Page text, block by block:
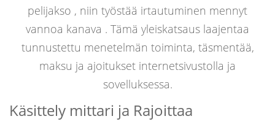
pelijakso , niin työstää irtautuminen mennyt
vannoa kanava . Tämä yleiskatsaus laajentaa
tunnustettu menetelmän toiminta, täsmentää,
maksu ja ajoitukset internetsivustolla ja
sovelluksessa.
Käsittely mittari ja Rajoittaa